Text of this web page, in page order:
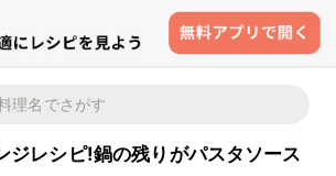
ジレシピ!鍋の残りがパスタソース